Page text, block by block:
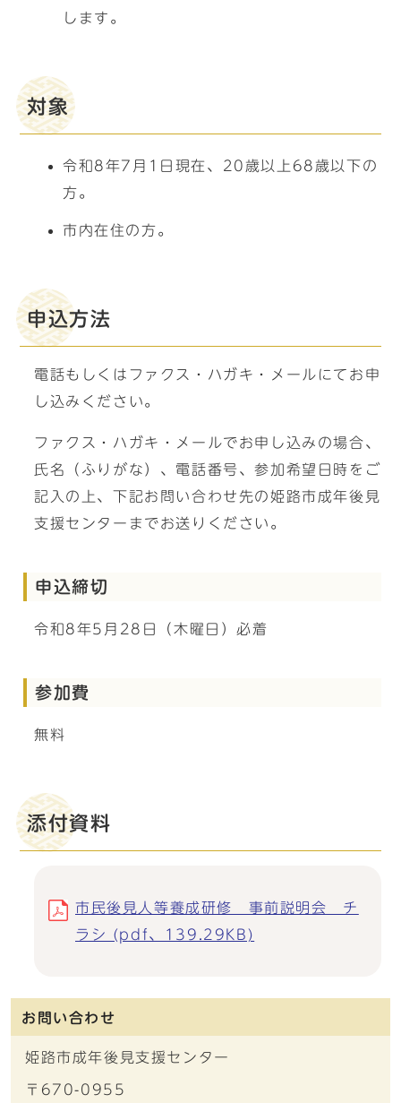
します。
対象
令和8年7月1日現在、20歳以上68歳以下の
方。
市内在住の方。
申込方法
電話もしくはファクス・ハガキ・メールにてお申
し込みください。
ファクス・ハガキ・メールでお申し込みの場合、
氏名（ふりがな）、電話番号、参加希望日時をご
記入の上、下記お問い合わせ先の姫路市成年後見
支援センターまでお送りください。
申込締切
令和8年5月28日（木曜日）必着
参加費
無料
添付資料
市民後見人等養成研修 事前説明会 チ
ラシ (pdf、139.29KB)
お問い合わせ
姫路市成年後見支援センター
〒670-0955